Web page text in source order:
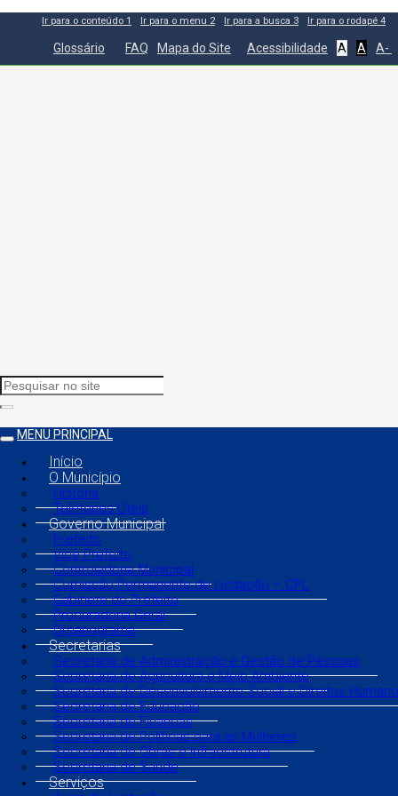
Ir para o conteúdo 1 Ir para o menu 2 Ir para a busca 3 Ir para o rodapé 4
Glossário FAQ Mapa do Site Acessibilidade A A A-
MENU PRINCIPAL
Início
O Município
História
Telefones Úteis
Governo Municipal
Prefeito
Vice Prefeito
Controladoria Municipal
Comissão Permanente de Licitação – CPL
Gabinete do Prefeito
Procuradoria Geral
Organograma
Secretarias
Secretaria de Administração e Gestão de Pessoas
Secretaria de Agricultura e Meio Ambiente
Secretaria de Desenvolvimento Social e Direitos
Secretaria de Educação
Secretaria de Finanças
Secretaria de Políticas para as Mulheres
Secretaria de Obras e Infraestrutura
Secretaria de Saúde
Serviços